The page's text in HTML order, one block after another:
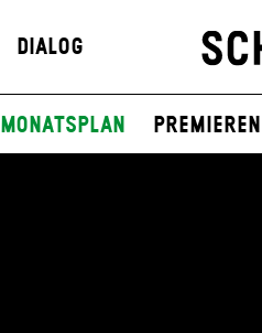
Dialog
Monatsplan Premieren